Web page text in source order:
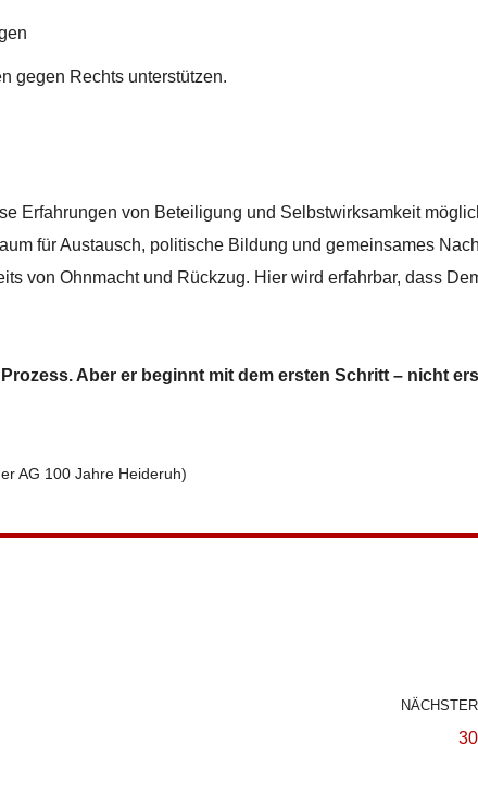
gegen Rechts unterstützen.
Erfahrungen von Beteiligung und Selbstwirksamkeit
für Austausch, politische Bildung und gemeinsames
von Ohnmacht und Rückzug. Hier wird erfahrbar, dass
Aber er beginnt mit dem ersten Schritt – nicht
AG 100 Jahre Heideruh)